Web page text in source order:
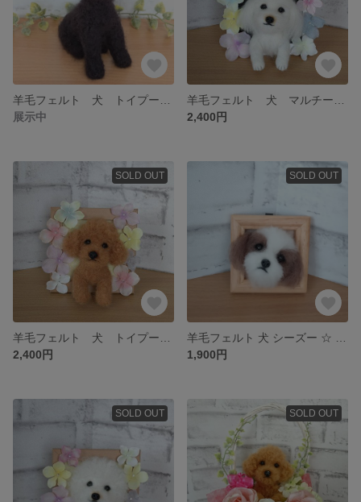
展示中
2,400円
SOLD OUT
2,400円
SOLD OUT
1,900円
SOLD OUT SOLD OUT